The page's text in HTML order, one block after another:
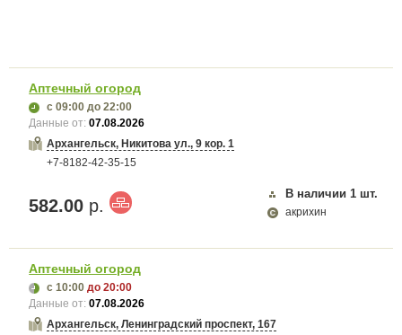
Аптечный огород
с 09:00 до 22:00
Данные от:07.08.2026
Архангельск, Никитова ул., 9 кор. 1
+7-8182-42-35-15
582.00 р.
В наличии 1 шт.
акрихин
Аптечный огород
с 10:00 до 20:00
Данные от:07.08.2026
Архангельск, Ленинградский проспект, 167